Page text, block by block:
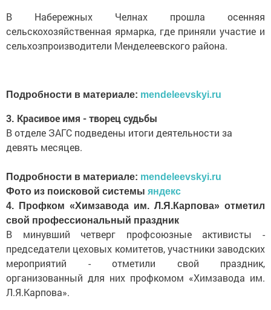
В Набережных Челнах прошла осенняя
сельскохозяйственная ярмарка, где приняли участие и
сельхозпроизводители Менделеевского района.
Подробности в материале: mendeleevskyi.ru
3. Красивое имя - творец судьбы
В отделе ЗАГС подведены итоги деятельности за
девять месяцев.
Подробности в материале: mendeleevskyi.ru
Фото из поисковой системы яндекс
4. Профком «Химзавода им. Л.Я.Карпова» отметил
свой профессиональный праздник
В минувший четверг профсоюзные активисты -
председатели цеховых комитетов, участники заводских
мероприятий - отметили свой праздник,
организованный для них профкомом «Химзавода им.
Л.Я.Карпова».